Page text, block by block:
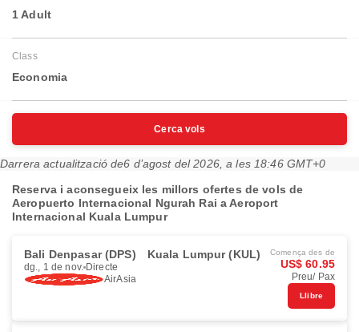
1 Adult
Class
Economia
Cerca vols
Darrera actualització de6 d’agost del 2026, a les 18:46 GMT+0
Reserva i aconsegueix les millors ofertes de vols de
Aeropuerto Internacional Ngurah Rai a Aeroport
Internacional Kuala Lumpur
Bali Denpasar (DPS) Kuala Lumpur (KUL)
dg., 1 de nov. Directe
AirAsia
Comença des de
US$ 60.95
Preu/ Pax
Llibre